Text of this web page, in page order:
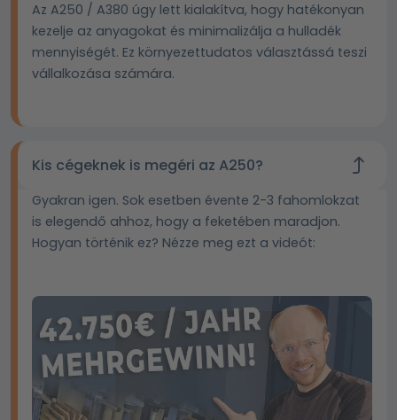
Az A250 / A380 úgy lett kialakítva, hogy hatékonyan
kezelje az anyagokat és minimalizálja a hulladék
mennyiségét. Ez környezettudatos választássá teszi
vállalkozása számára.
Kis cégeknek is megéri az A250?
Gyakran igen. Sok esetben évente 2-3 fahomlokzat
is elegendő ahhoz, hogy a feketében maradjon.
Hogyan történik ez? Nézze meg ezt a videót: